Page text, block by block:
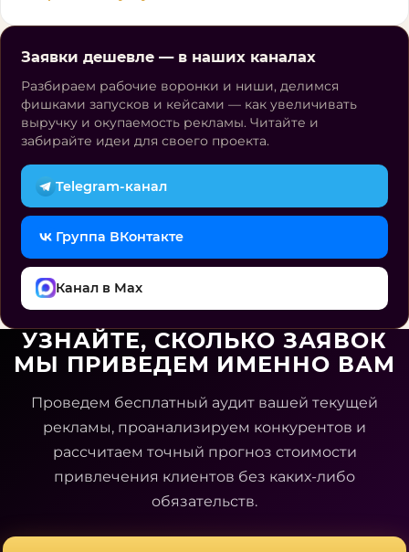
Заявки дешевле — в наших каналах
Разбираем рабочие воронки и ниши, делимся
фишками запусков и кейсами — как увеличивать
выручку и окупаемость рекламы. Читайте и
забирайте идеи для своего проекта.
Telegram-канал
Группа ВКонтакте
Канал в Max
УЗНАЙТЕ, СКОЛЬКО ЗАЯВОК
МЫ ПРИВЕДЕМ ИМЕННО ВАМ
Проведем бесплатный аудит вашей текущей
рекламы, проанализируем конкурентов и
рассчитаем точный прогноз стоимости
привлечения клиентов без каких-либо
обязательств.